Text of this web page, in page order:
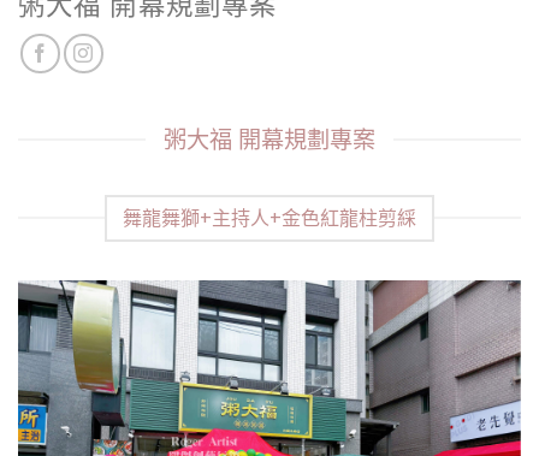
粥大福 開幕規劃專案
舞龍舞獅+主持人+金色紅龍柱剪綵